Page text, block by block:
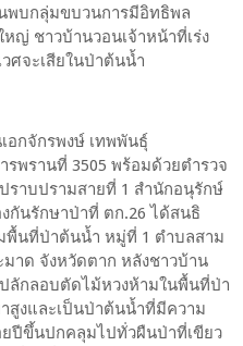
พบกลุ่มขบวนการมีอิทธิพล
ญ่ ชาวบ้านวอนเจ้าหน้าที่เร่ง
ศจะเสียในป่าต้นน้ำ
อกจักรพงษ์ เทพพันธุ์
พรานที่ 3505 พร้อมด้วยตำรวจ
ราบปรามสายที่ 1 สำนักอนุรักษ์
กันรักษาป่าที่ ตก.26 ได้สนธิ
พื้นที่ป่าต้นน้ำ หมู่ที่ 1 ตำบลสาม
าด จังหวัดตาก หลังชาวบ้าน
ลักลอบตัดไม้หวงห้ามในพื้นที่ป่า
สูงและเป็นป่าต้นน้ำที่มีความ
ปีขึ้นปกคลุมไปทั่วผืนป่าที่เขียว